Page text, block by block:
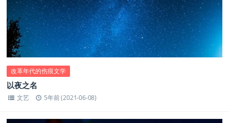
改革年代的伤痕文学
以夜之名
文艺 5年前 (2021-06-08)